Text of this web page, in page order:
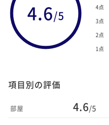
4.6/5
4点
3点
2点
1点
項目別の評価
部屋 4.6/5